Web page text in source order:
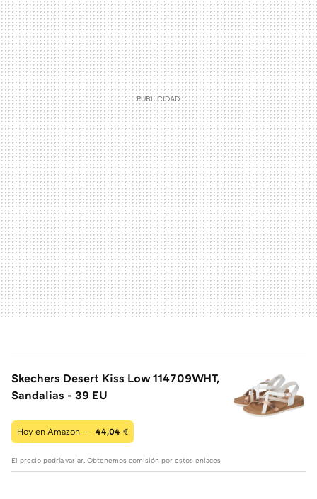
Skechers Desert Kiss Low 114709WHT,
Sandalias - 39 EU
Hoy en Amazon — 44,04 €
El precio podría variar. Obtenemos comisión por estos enlaces